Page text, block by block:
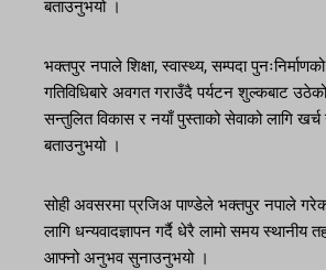
बताउनुभयो ।
भक्तपुर नपाले शिक्षा, स्वास्थ्य, सम्पदा
गतिविधिबारे अवगत गराउँदै पर्यटन शुल्कबाट
सन्तुलित विकास र नयाँ पुस्ताको सेवाको लागि
बताउनुभयो ।
सोही अवसरमा प्रजिअ पाण्डेले भक्तपुर नपाले
लागि धन्यवादज्ञापन गर्दै धेरै लामो समय स्थानीय
आफ्नो अनुभव सुनाउनुभयो ।